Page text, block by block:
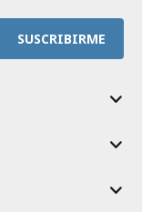
SUSCRIBIRME